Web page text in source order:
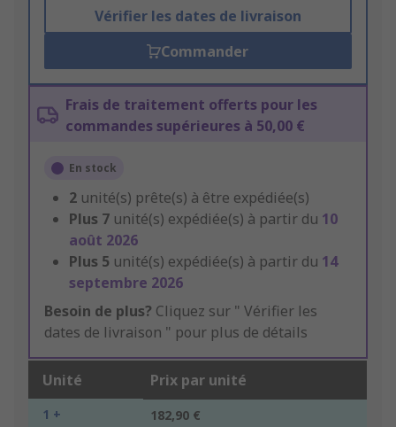
Vérifier les dates de livraison
Commander
Frais de traitement offerts pour les
commandes supérieures à 50,00 €
En stock
2 unité(s) prête(s) à être expédiée(s)
Plus 7 unité(s) expédiée(s) à partir du 10
août 2026
Plus 5 unité(s) expédiée(s) à partir du 14
septembre 2026
Besoin de plus? Cliquez sur " Vérifier les
dates de livraison " pour plus de détails
Unité Prix par unité
1 + 182,90 €